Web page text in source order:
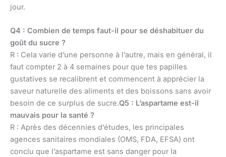
jour.
Q4 : Combien de temps faut-il pour se déshabituer du
goût du sucre ?
R : Cela varie d’une personne à l’autre, mais en général, il
faut compter 2 à 4 semaines pour que tes papilles
gustatives se recalibrent et commencent à apprécier la
saveur naturelle des aliments et des boissons sans avoir
besoin de ce surplus de sucre.Q5 : L’aspartame est-il
mauvais pour la santé ?
R : Après des décennies d’études, les principales
agences sanitaires mondiales (OMS, FDA, EFSA) ont
conclu que l’aspartame est sans danger pour la